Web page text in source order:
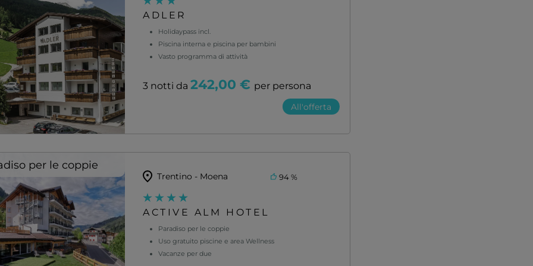
ADLER
Holidaypass incl.
Piscina interna e piscina per bambini
Vasto programma di attività
3 notti da 242,00 € per persona
All'offerta
per le coppie
94 %
Trentino - Moena
ACTIVE ALM HOTEL
Paradiso per le coppie
Uso gratuito piscine e area Wellness
Vacanze per due